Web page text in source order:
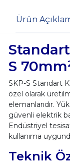
Ürün
S
SKP-S Standart
özel olarak
elemanlarıdır.
güvenli elektrik
Endüstriyel
kullanıma
Teknik